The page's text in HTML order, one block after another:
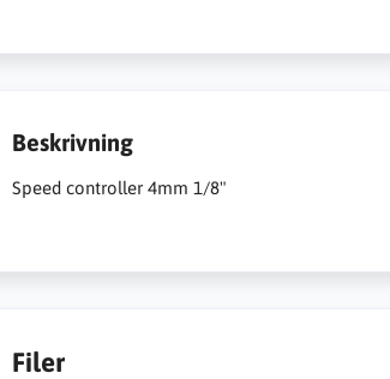
Beskrivning
Speed controller 4mm 1/8"
Filer